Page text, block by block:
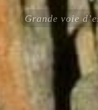
Grande voie